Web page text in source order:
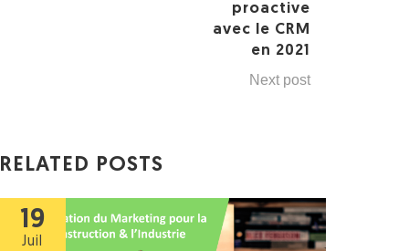
proactive
avec le CRM
en 2021
Next post
RELATED POSTS
19
Juil